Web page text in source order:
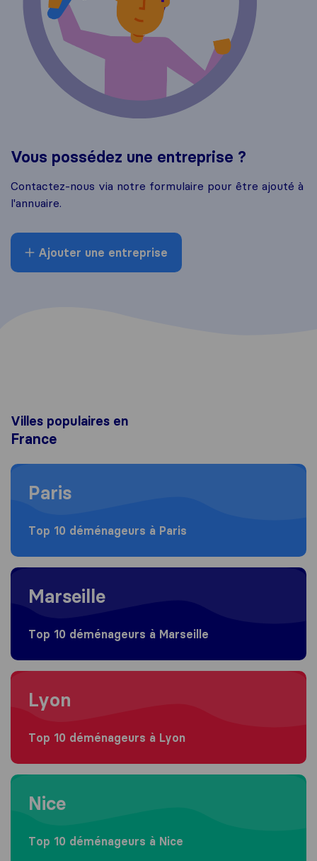
Vous possédez une entreprise ?
Contactez-nous via notre formulaire pour être ajouté à
l'annuaire.
Ajouter une entreprise
Villes populaires en
France
Moving to Paris
Paris
Top 10 déménageurs à Paris
Moving to Marseille
Marseille
Top 10 déménageurs à Marseille
Moving to Lyon
Lyon
Top 10 déménageurs à Lyon
Moving to Nice
Nice
Top 10 déménageurs à Nice